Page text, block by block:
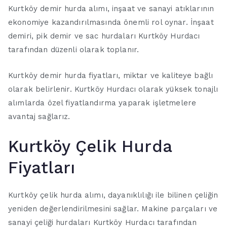
Kurtköy demir hurda alımı, inşaat ve sanayi atıklarının
ekonomiye kazandırılmasında önemli rol oynar. İnşaat
demiri, pik demir ve sac hurdaları Kurtköy Hurdacı
tarafından düzenli olarak toplanır.
Kurtköy demir hurda fiyatları, miktar ve kaliteye bağlı
olarak belirlenir. Kurtköy Hurdacı olarak yüksek tonajlı
alımlarda özel fiyatlandırma yaparak işletmelere
avantaj sağlarız.
Kurtköy Çelik Hurda
Fiyatları
Kurtköy çelik hurda alımı, dayanıklılığı ile bilinen çeliğin
yeniden değerlendirilmesini sağlar. Makine parçaları ve
sanayi çeliği hurdaları Kurtköy Hurdacı tarafından